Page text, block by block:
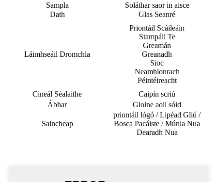
Sampla
Soláthar saor in aisce
Dath
Glas Seanré
Láimhseáil Dromchla
Priontáil Scáileáin
Stampáil Te
Greamán
Greanadh
Sioc
Neamhlonrach
Péintéireacht
Cineál Séalaithe
Caipín scriú
Ábhar
Gloine aoil sóid
Saincheap
priontáil lógó / Lipéad Gliú /
Bosca Pacáiste / Múnla Nua
Dearadh Nua